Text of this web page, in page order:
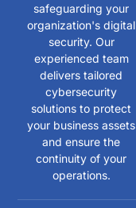
safeguarding your
organization's digital
security. Our
experienced team
delivers tailored
cybersecurity
solutions to protect
your business assets
and ensure the
continuity of your
operations.